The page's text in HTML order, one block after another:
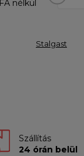
nélkül
Stalgast
Szállítás
24 órán belül